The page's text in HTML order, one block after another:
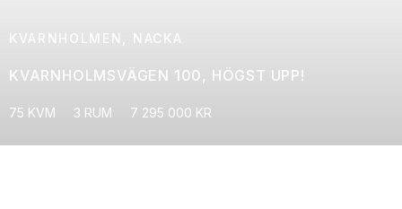
KVARNHOLMEN, NACKA
KVARNHOLMSVÄGEN 100, HÖGST UPP!
75 KVM 3 RUM 7 295 000 KR